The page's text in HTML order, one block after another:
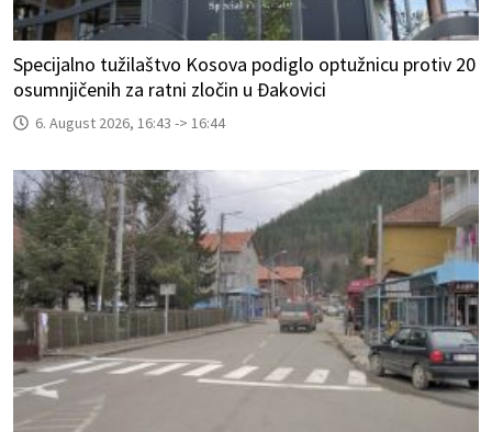
Specijalno tužilaštvo Kosova podiglo optužnicu protiv 20
osumnjičenih za ratni zločin u Đakovici
6. August 2026, 16:43 -> 16:44